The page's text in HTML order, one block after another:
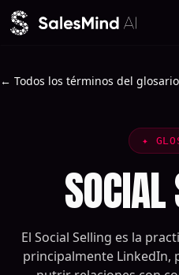
Ir al contenido
← Todos los términos del glosario
✦
El Social Selling es la
principalmente LinkedIn,